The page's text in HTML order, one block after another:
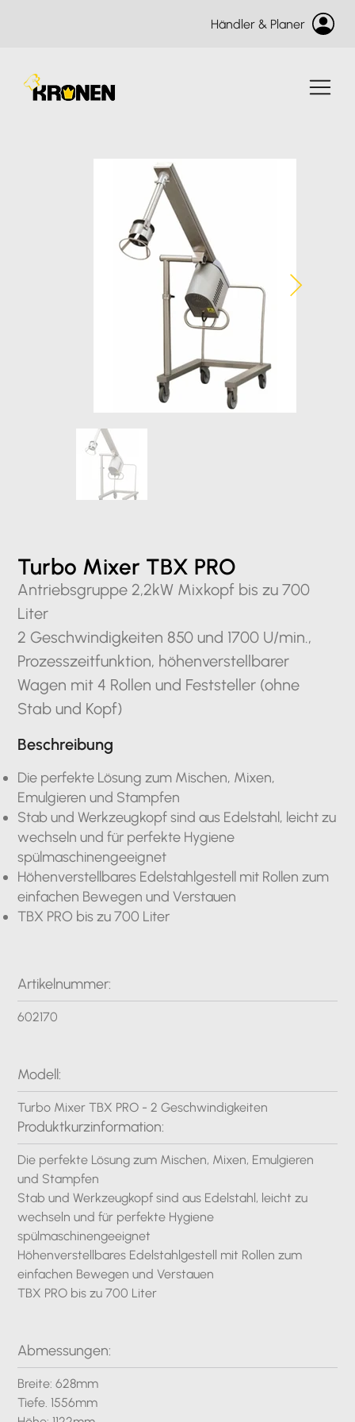
Händler & Planer
Turbo Mixer TBX PRO
Antriebsgruppe 2,2kW Mixkopf bis zu 700
Liter
2 Geschwindigkeiten 850 und 1700 U/min.,
Prozesszeitfunktion, höhenverstellbarer
Wagen mit 4 Rollen und Feststeller (ohne
Stab und Kopf)
Beschreibung
Die perfekte Lösung zum Mischen, Mixen,
Emulgieren und Stampfen
Stab und Werkzeugkopf sind aus Edelstahl, leicht zu
wechseln und für perfekte Hygiene
spülmaschinengeeignet
Höhenverstellbares Edelstahlgestell mit Rollen zum
einfachen Bewegen und Verstauen
TBX PRO bis zu 700 Liter
Artikelnummer:
602170
Modell:
Turbo Mixer TBX PRO - 2 Geschwindigkeiten
Produktkurzinformation:
Die perfekte Lösung zum Mischen, Mixen, Emulgieren
und Stampfen
Stab und Werkzeugkopf sind aus Edelstahl, leicht zu
wechseln und für perfekte Hygiene
spülmaschinengeeignet
Höhenverstellbares Edelstahlgestell mit Rollen zum
einfachen Bewegen und Verstauen
TBX PRO bis zu 700 Liter
Abmessungen:
Breite: 628mm
Tiefe. 1556mm